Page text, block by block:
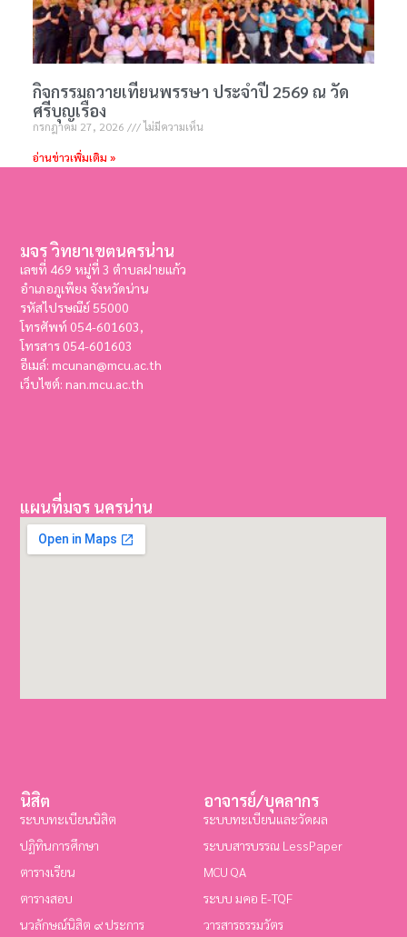
กิจกรรมถวายเทียนพรรษา ประจำปี 2569 ณ วัด
ศรีบุญเรือง
กรกฎาคม 27, 2026 ไม่มีความเห็น
อ่านข่าวเพิ่มเติม »
มจร วิทยาเขตนครน่าน
เลขที่ 469 หมู่ที่ 3 ตำบลฝายแก้ว
อำเภอภูเพียง จังหวัดน่าน
รหัสไปรษณีย์ 55000
โทรศัพท์ 054-601603,
โทรสาร054-601603
อีเมล์: mcunan@mcu.ac.th
เว็บไซต์: nan.mcu.ac.th
อาจารย์/บุคลากร
ระบบทะเบียนและวัดผล
ระบบสารบรรณ LessPaper
MCU QA
ระบบ มคอ E-TQF
วารสารธรรมวัตร
นิสิต
ระบบทะเบียนนิสิต
ปฏิทินการศึกษา
ตารางเรียน
ตารางสอบ
นวลักษณ์นิสิต ๙ ประการ
แผนที่มจร นครน่าน